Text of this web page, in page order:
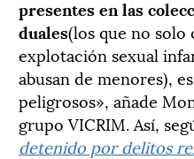
presentes en las
duales(los que no solo
explotación sexual
abusan de menores),
peligrosos», añade
grupo VICRIM. Así,
detenido por delitos